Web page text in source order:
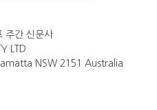
주간 신문사
LTD
NSW 2151 Australia